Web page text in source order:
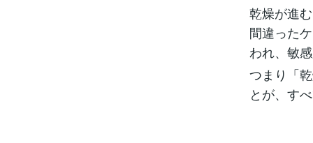
乾燥が進
間違った
われ、敏
つまり「
とが、す